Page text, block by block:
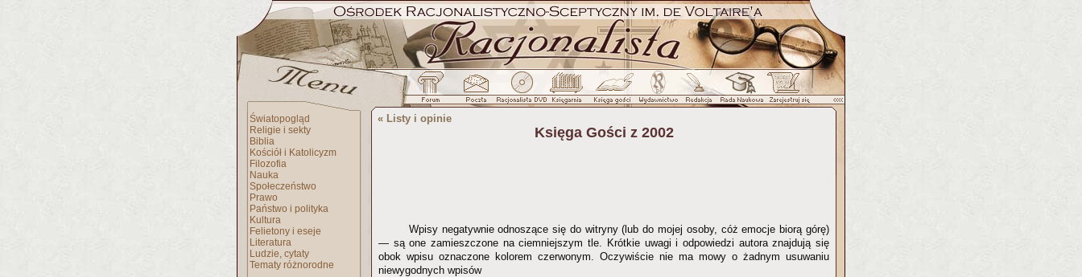
Światopogląd
Religie i sekty
Biblia
Kościół i Katolicyzm
Filozofia
Nauka
Społeczeństwo
Prawo
Państwo i polityka
Kultura
Felietony i eseje
Literatura
Ludzie, cytaty
Tematy różnorodne
« Listy i opinie
Księga Gości z 2002
Wpisy negatywnie odnoszące się do witryny (lub do mojej osoby, cóż emocje biorą górę)
— są one zamieszczone na ciemniejszym tle. Krótkie uwagi i odpowiedzi autora znajdują się
obok wpisu oznaczone kolorem czerwonym. Oczywiście nie ma mowy o żadnym usuwaniu
niewygodnych wpisów